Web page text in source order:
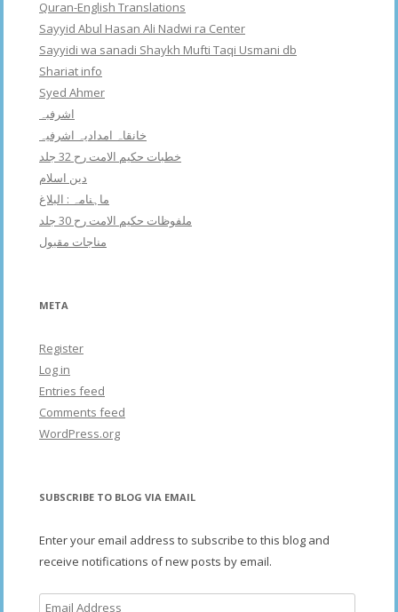
Quran-English Translations
Sayyid Abul Hasan Ali Nadwi ra Center
Sayyidi wa sanadi Shaykh Mufti Taqi Usmani db
Shariat info
Syed Ahmer
اشرفبہ
خانقاہ امدادیہ اشرفیہ
خطبات حکیم الامت رح 32 جلد
دین اسلام
ماہنامہ : البلاغ
ملفوظات حکیم الامت رح 30 جلد
مناجات مقبول
META
Register
Log in
Entries feed
Comments feed
WordPress.org
SUBSCRIBE TO BLOG VIA EMAIL
Enter your email address to subscribe to this blog and
receive notifications of new posts by email.
Email